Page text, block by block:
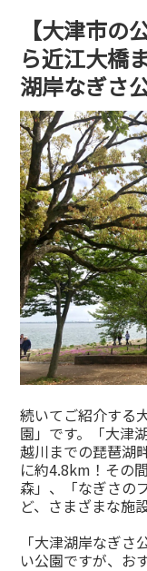
【大津市
ら近江大橋
湖岸なぎさ
続いてご紹介する
園」です。「大津
越川までの琵琶湖
に約4.8km！その
森」、「なぎさの
ど、さまざまな施
「大津湖岸なぎ
い公園ですが、お